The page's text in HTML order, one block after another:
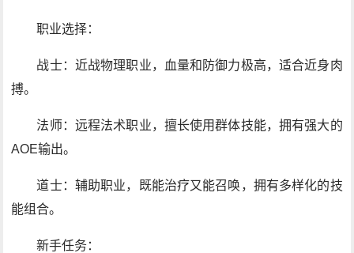
职业选择：
战士：近战物理职业，血量和防御力极高，适合近身肉
搏。
法师：远程法术职业，擅长使用群体技能，拥有强大的
AOE输出。
道士：辅助职业，既能治疗又能召唤，拥有多样化的技
能组合。
新手任务：